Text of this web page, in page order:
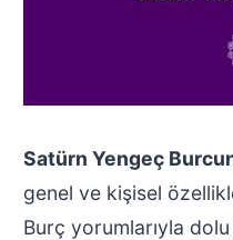
Satürn Yengeç
genel ve kişisel
Burç yorumlarıyla